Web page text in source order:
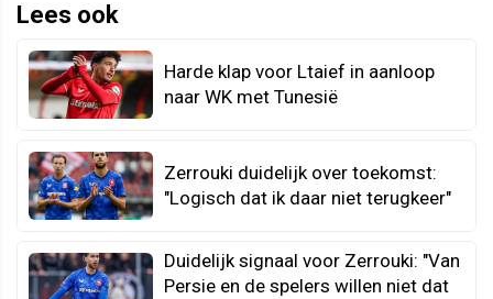
Lees ook
Harde klap voor Ltaief in aanloop
naar WK met Tunesië
Zerrouki duidelijk over toekomst:
"Logisch dat ik daar niet terugkeer"
Duidelijk signaal voor Zerrouki: "Van
Persie en de spelers willen niet dat